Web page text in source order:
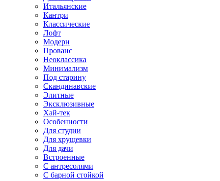
Итальянские
Кантри
Классические
Лофт
Модерн
Прованс
Неоклассика
Минимализм
Под старину
Скандинавские
Элитные
Эксклюзивные
Хай-тек
Особенности
Для студии
Для хрущевки
Для дачи
Встроенные
С антресолями
С барной стойкой